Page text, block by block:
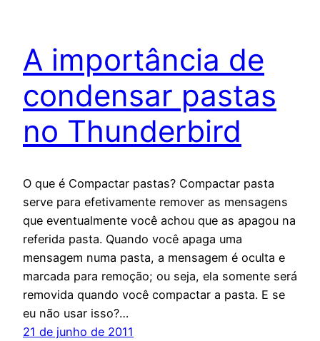
A importância de
condensar pastas
no Thunderbird
O que é Compactar pastas? Compactar pasta
serve para efetivamente remover as mensagens
que eventualmente você achou que as apagou na
referida pasta. Quando você apaga uma
mensagem numa pasta, a mensagem é oculta e
marcada para remoção; ou seja, ela somente será
removida quando você compactar a pasta. E se
eu não usar isso?…
21 de junho de 2011